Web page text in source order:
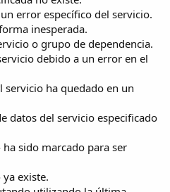
error específico del servicio.
inesperada.
o grupo de dependencia.
debido a un error en el
servicio ha quedado en un
datos del servicio especificado
sido marcado para ser
existe.